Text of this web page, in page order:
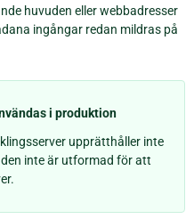
huvuden eller webbadresser
ingångar redan mildras på
i produktion
upprätthåller inte
inte är utformad för att